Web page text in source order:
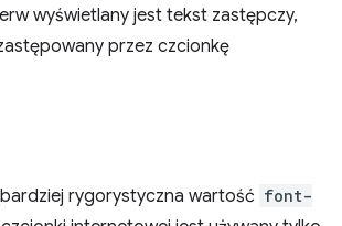
wyświetlany jest tekst zastępczy,
przez czcionkę
rygorystyczna wartość font-